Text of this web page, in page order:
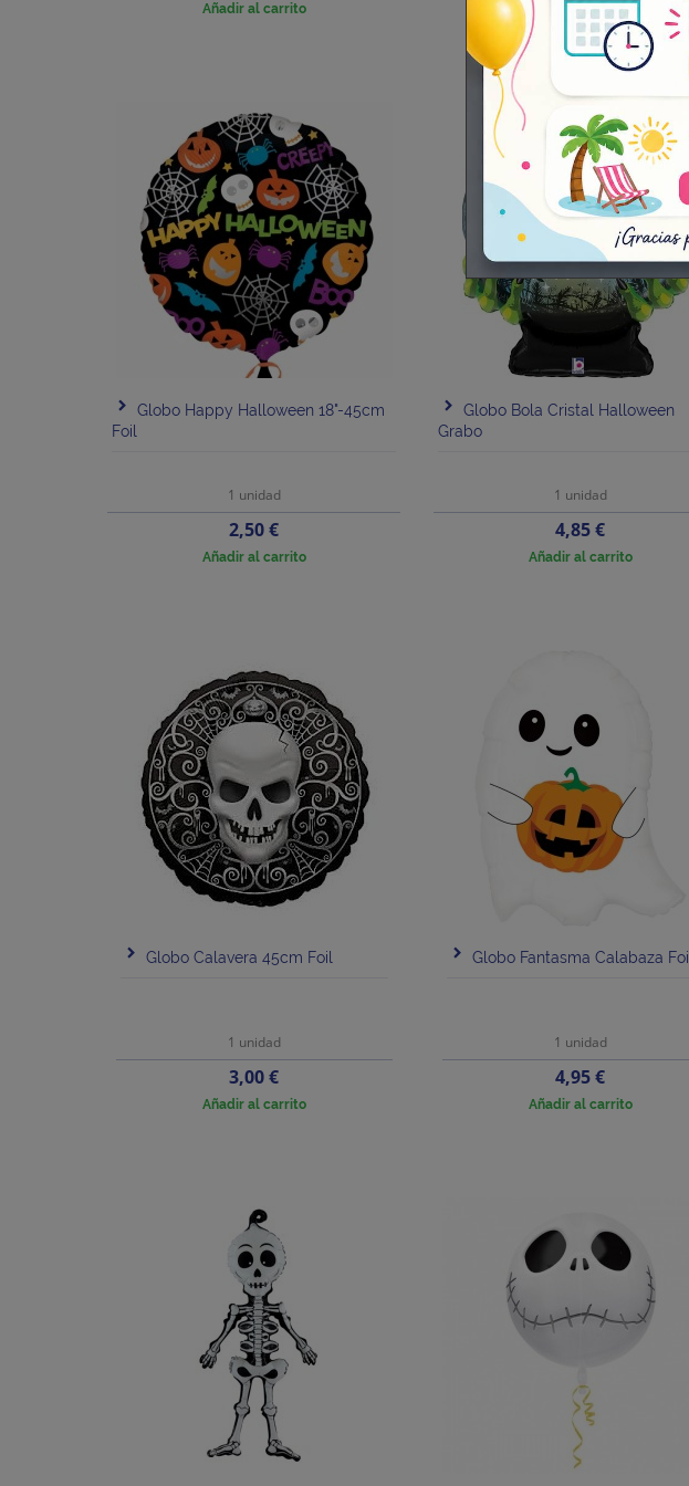
Añadir al carrito Añadir al carrito
Globo Happy Halloween 18"-45cm
Foil
1 unidad
Precio
2,50 €
Añadir al carrito
Globo Bola Cristal Halloween
Grabo
1 unidad
Precio
4,85 €
Añadir al carrito
Globo Calavera 45cm Foil
1 unidad
Precio
3,00 €
Añadir al carrito
Globo Fantasma Calabaza Foil
1 unidad
Precio
4,95 €
Añadir al carrito